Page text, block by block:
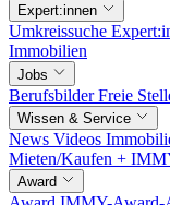
Expert:innen
Umkreissuche
Immobilien
Jobs
BerufsbilderFreie
Wissen & Service
News Videos
Mieten/Kaufen +
Award